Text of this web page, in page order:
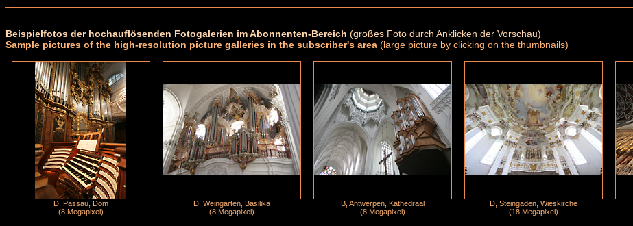
Beispielfotos der hochauflösenden Fotogalerien im Abonnenten-Bereich (großes Foto durch Anklicken der Vorschau)
Sample pictures of the high-resolution picture galleries in the subscriber's area (large picture by clicking on the thumbnails)
D, Passau, Dom
(8 Megapixel)
D, Weingarten, Basilika
(8 Megapixel)
B, Antwerpen, Kathedraal
(8 Megapixel)
D, Steingaden, Wieskirche
(18 Megapixel)